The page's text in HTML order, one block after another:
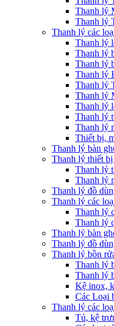
Thanh lý
Thanh lý
Thanh lý các
Thanh lý
Thanh lý
Thanh lý
Thanh lý
Thanh lý
Thanh lý
Thanh lý
Thanh lý
Thanh lý
Thiết bị,
Thanh lý bàn
Thanh lý thiết bị
Thanh lý
Thanh lý
Thanh lý đồ
Thanh lý các
Thanh lý
Thanh lý
Thanh lý bàn
Thanh lý đồ
Thanh lý bồn
Thanh lý
Thanh lý
Kệ inox,
Các Loại
Thanh lý các
Tủ, kệ